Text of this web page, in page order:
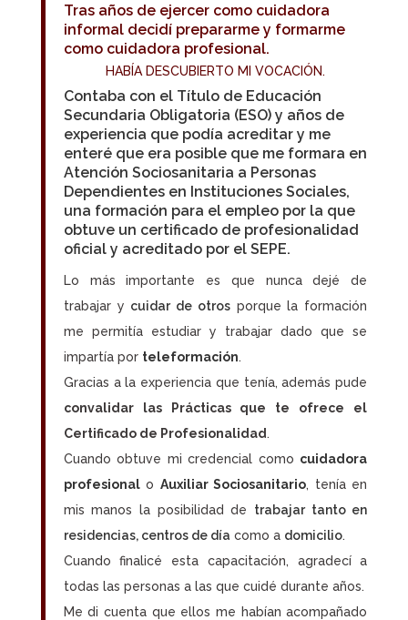
Tras años de ejercer como cuidadora
informal decidí prepararme y formarme
como cuidadora profesional.
HABÍA DESCUBIERTO MI VOCACIÓN.
Contaba con el Título de Educación
Secundaria Obligatoria (ESO) y años de
experiencia que podía acreditar y me
enteré que era posible que me formara en
Atención Sociosanitaria a Personas
Dependientes en Instituciones Sociales,
una formación para el empleo por la que
obtuve un certificado de profesionalidad
oficialy acreditado por el SEPE.
Lo más importante es que nunca dejé de
trabajar y cuidar de otrosporque la formación
me permitía estudiar y trabajar dado que se
impartía por teleformación.
Gracias a la experiencia que tenía, además pude
convalidar las Prácticas que te ofrece el
Certificado de Profesionalidad .
Cuando obtuve mi credencial como cuidadora
profesionalo Auxiliar Sociosanitario, tenía en
mis manos la posibilidad de trabajar tanto en
residencias, centros de día como a domicilio.
Cuando finalicé esta capacitación, agradecí a
todas las personas a las que cuidé durante años.
Me di cuenta que ellos me habían acompañado